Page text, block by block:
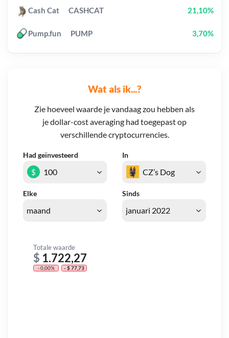
Wat als ik...?
Zie hoeveel waarde je vandaag zou hebben als
je dollar-cost averaging had toegepast op
verschillende cryptocurrencies.
Had geïnvesteerd In
Elke Sinds
$
Totale waarde
$ 1.722,27
- 0,00% - $ 77,73
Cash Cat CASHCAT 21,10%
Pump.fun PUMP 3,70%